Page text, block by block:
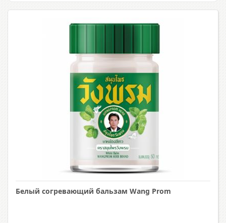
Белый согревающий бальзам Wang Prom